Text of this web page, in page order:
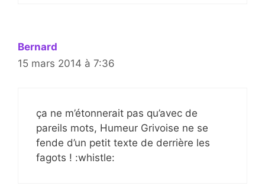
Bernard
15 mars 2014 à 7:36
ça ne m’étonnerait pas qu’avec de
pareils mots, Humeur Grivoise ne se
fende d’un petit texte de derrière les
fagots ! :whistle: